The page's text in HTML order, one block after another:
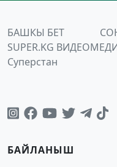
БАШКЫ БЕТ
SUPER.KG ВИДЕО
Суперстан
БАЙЛАНЫШ